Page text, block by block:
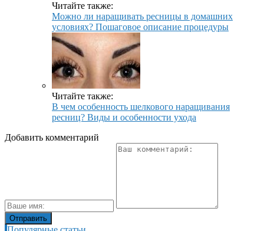
Читайте также:
Можно ли наращивать ресницы в домашних
условиях? Пошаговое описание процедуры
Читайте также:
В чем особенность шелкового наращивания
ресниц? Виды и особенности ухода
Добавить комментарий